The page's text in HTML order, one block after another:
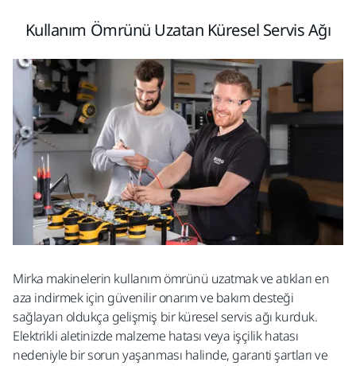
Kullanım Ömrünü Uzatan Küresel Servis Ağı​
Mirka makinelerin kullanım ömrünü uzatmak ve atıkları en
aza indirmek için güvenilir onarım ve bakım desteği
sağlayan oldukça gelişmiş bir küresel servis ağı kurduk.
Elektrikli aletinizde malzeme hatası veya işçilik hatası
nedeniyle bir sorun yaşanması halinde, garanti şartları ve